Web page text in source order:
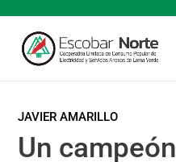
JAVIER AMARILLO
Un